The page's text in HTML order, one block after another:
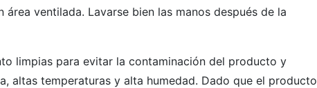
área ventilada. Lavarse bien las manos después de la
limpias para evitar la contaminación del producto y
altas temperaturas y alta humedad. Dado que el producto